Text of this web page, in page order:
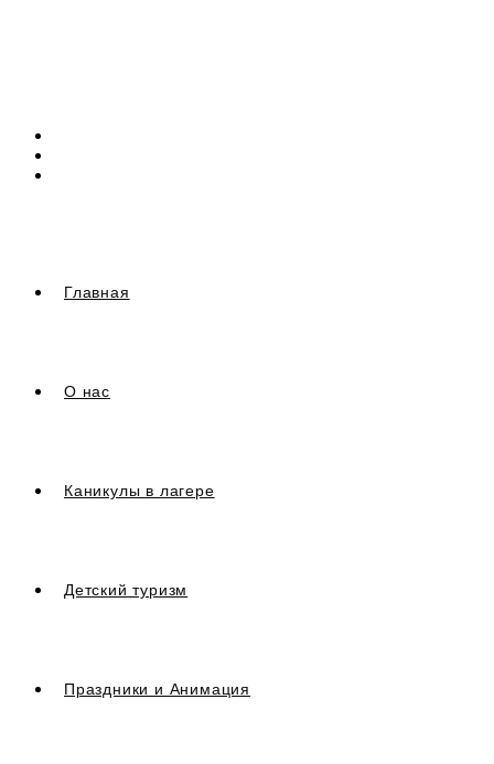
Главная
О нас
Каникулы в лагере
Детский туризм
Праздники и Анимация